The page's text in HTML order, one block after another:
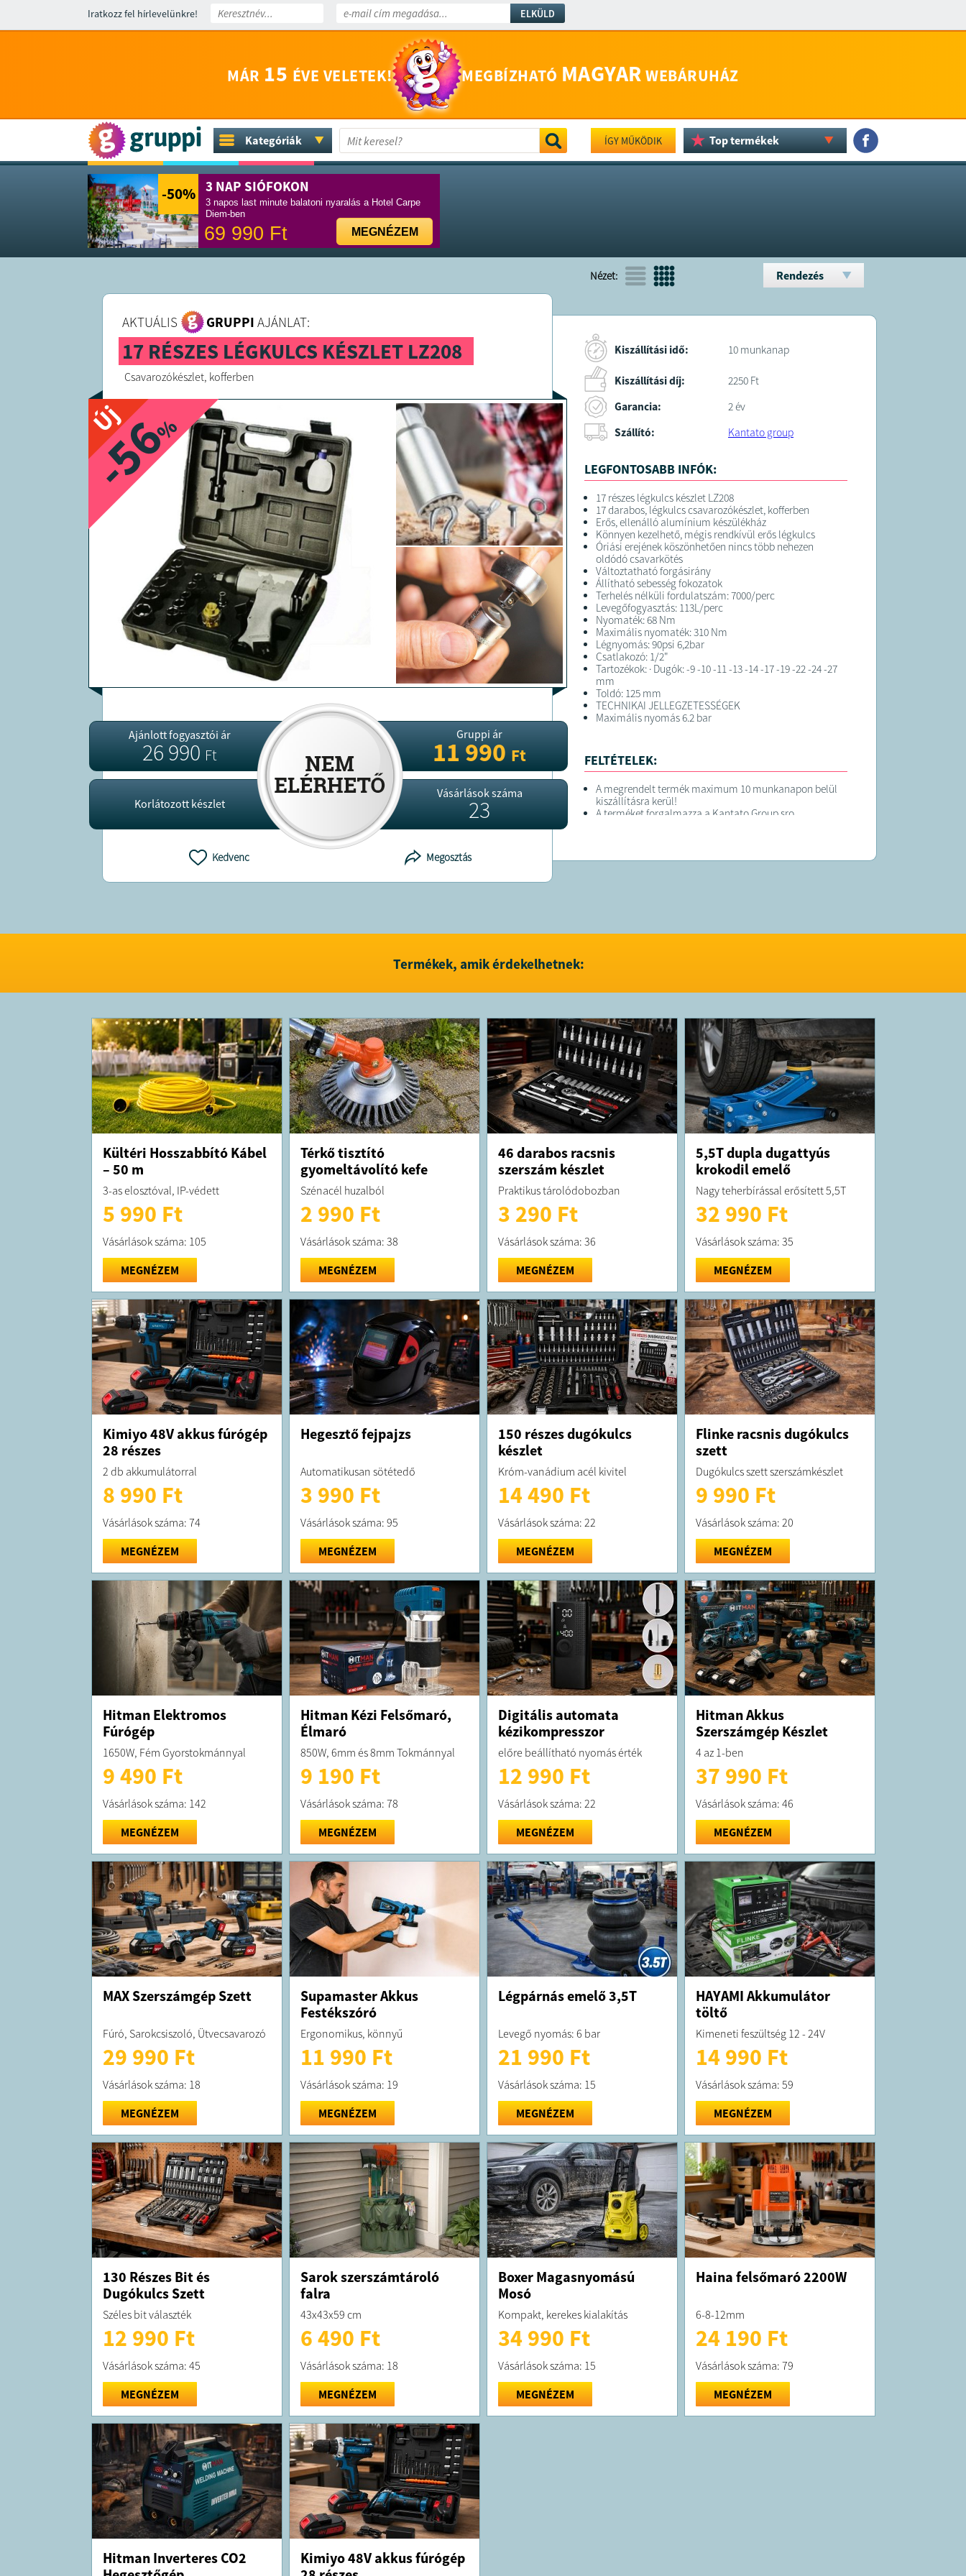
Iratkozz fel hírlevelünkre! ELKÜLD
MÁR 15 ÉVE VELETEK! MEGBÍZHATÓ MAGYAR WEBÁRUHÁZ
Kategóriák ÍGY MŰKÖDIK Top termékek
-50% 3 NAP SIÓFOKON
3 napos last minute balatoni nyaralás a Hotel Carpe
Diem-ben
69 990 Ft MEGNÉZEM
Nézet: Rendezés
AKTUÁLIS GRUPPI AJÁNLAT:
17 RÉSZES LÉGKULCS KÉSZLET LZ208
Csavarozókészlet, kofferben
Új
-56
%
Ajánlott fogyasztói ár
26 990Ft
Korlátozott készlet
Gruppi ár
11 990Ft
Vásárlások száma
23
Kedvenc Megosztás
Kiszállítási idő: 10 munkanap
Kiszállítási díj:
2250 Ft
Garancia:
2 év
Szállító:
Kantato group
LEGFONTOSABB INFÓK:
17 részes légkulcs készlet LZ208
17 darabos, légkulcs csavarozókészlet, kofferben
Erős, ellenálló alumínium készülékház
Könnyen kezelhető, mégis rendkívül erős légkulcs
Óriási erejének köszönhetően nincs több nehezen
oldódó csavarkötés
Változtatható forgásirány
Állítható sebesség fokozatok
Terhelés nélküli fordulatszám: 7000/perc
Levegőfogyasztás: 113L/perc
Nyomaték: 68 Nm
Maximális nyomaték: 310 Nm
Légnyomás: 90psi 6,2bar
Csatlakozó: 1/2"
Tartozékok: · Dugók: -9 -10 -11 -13 -14 -17 -19 -22 -24 -27
mm
Toldó: 125 mm
TECHNIKAI JELLEGZETESSÉGEK
Maximális nyomás 6.2 bar
FELTÉTELEK:
A megrendelt termék maximum 10 munkanapon belül
kiszállításra kerül!
A terméket forgalmazza a Kantato Group sro.
Termékek, amik érdekelhetnek:
Kültéri Hosszabbító Kábel
– 50 m
3-as elosztóval, IP-védett
5 990 Ft
Vásárlások száma: 105
MEGNÉZEM
Térkő tisztító
gyomeltávolító kefe
Szénacél huzalból
2 990 Ft
Vásárlások száma: 38
MEGNÉZEM
46 darabos racsnis
szerszám készlet
Praktikus tárolódobozban
3 290 Ft
Vásárlások száma: 36
MEGNÉZEM
5,5T dupla dugattyús
krokodil emelő
Nagy teherbírással erősített 5,5T
32 990 Ft
Vásárlások száma: 35
MEGNÉZEM
Kimiyo 48V akkus fúrógép
28 részes
2 db akkumulátorral
8 990 Ft
Vásárlások száma: 74
MEGNÉZEM
Hegesztő fejpajzs
Automatikusan sötétedő
3 990 Ft
Vásárlások száma: 95
MEGNÉZEM
150 részes dugókulcs
készlet
Króm-vanádium acél kivitel
14 490 Ft
Vásárlások száma: 22
MEGNÉZEM
Flinke racsnis dugókulcs
szett
Dugókulcs szett szerszámkészlet
9 990 Ft
Vásárlások száma: 20
MEGNÉZEM
Hitman Elektromos
Fúrógép
1650W, Fém Gyorstokmánnyal
9 490 Ft
Vásárlások száma: 142
MEGNÉZEM
Hitman Kézi Felsőmaró,
Élmaró
850W, 6mm és 8mm Tokmánnyal
9 190 Ft
Vásárlások száma: 78
MEGNÉZEM
Digitális automata
kézikompresszor
előre beállítható nyomás érték
12 990 Ft
Vásárlások száma: 22
MEGNÉZEM
Hitman Akkus
Szerszámgép Készlet
4 az 1-ben
37 990 Ft
Vásárlások száma: 46
MEGNÉZEM
MAX Szerszámgép Szett
Fúró, Sarokcsiszoló, Ütvecsavarozó
29 990 Ft
Vásárlások száma: 18
MEGNÉZEM
Supamaster Akkus
Festékszóró
Ergonomikus, könnyű
11 990 Ft
Vásárlások száma: 19
MEGNÉZEM
Légpárnás emelő 3,5T
Levegő nyomás: 6 bar
21 990 Ft
Vásárlások száma: 15
MEGNÉZEM
HAYAMI Akkumulátor
töltő
Kimeneti feszültség 12 - 24V
14 990 Ft
Vásárlások száma: 59
MEGNÉZEM
130 Részes Bit és
Dugókulcs Szett
Széles bit választék
12 990 Ft
Vásárlások száma: 45
MEGNÉZEM
Sarok szerszámtároló
falra
43x43x59 cm
6 490 Ft
Vásárlások száma: 18
MEGNÉZEM
Boxer Magasnyomású
Mosó
Kompakt, kerekes kialakítás
34 990 Ft
Vásárlások száma: 15
MEGNÉZEM
Haina felsőmaró 2200W
6-8-12mm
24 190 Ft
Vásárlások száma: 79
MEGNÉZEM
Hitman Inverteres CO2
Kimiyo 48V akkus fúrógép